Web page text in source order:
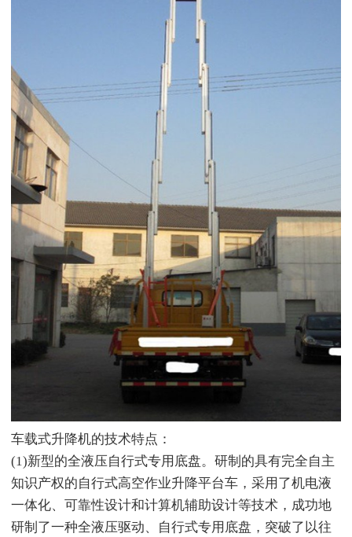
车载式升降机的技术特点：
(1)新型的全液压自行式专用底盘。研制的具有完全自主
知识产权的自行式高空作业升降平台车，采用了机电液
一体化、可靠性设计和计算机辅助设计等技术，成功地
研制了一种全液压驱动、自行式专用底盘，突破了以往